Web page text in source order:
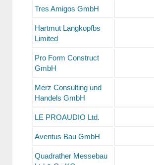
Tres Amigos GmbH
Hartmut Langkopfbs
Limited
Pro Form Construct
GmbH
Merz Consulting und
Handels GmbH
LE PROAUDIO Ltd.
Aventus Bau GmbH
Quadrather Messebau